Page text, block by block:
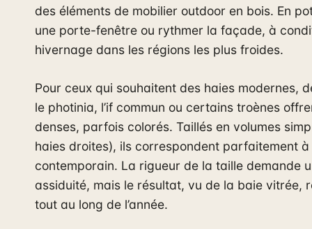
des éléments de mobilier outdoor en bois. En
une porte-fenêtre ou rythmer la façade, à
hivernage dans les régions les plus froides.
Pour ceux qui souhaitent des haies modernes,
le photinia, l’if commun ou certains troènes
denses, parfois colorés. Taillés en volumes
haies droites), ils correspondent parfaitement
contemporain. La rigueur de la taille demande
assiduité, mais le résultat, vu de la baie vitrée,
tout au long de l’année.